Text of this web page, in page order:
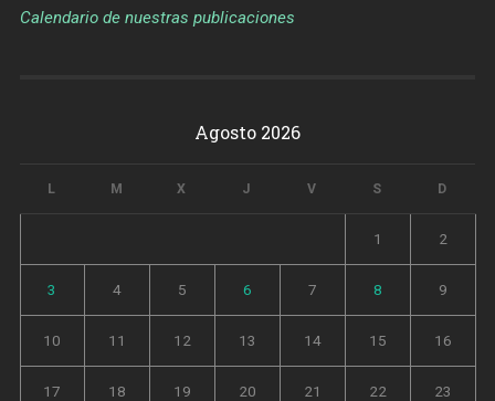
Calendario de nuestras publicaciones
Agosto 2026
L M X J V S D
1 2
3 4 5 6 7 8 9
10 11 12 13 14 15 16
17 18 19 20 21 22 23